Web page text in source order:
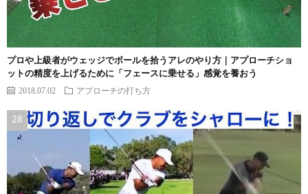
プロや上級者がウェッジでボールを拾うアレのやり方｜アプローチショ
ットの精度を上げるために「フェースに乗せる」感覚を養おう
2018.07.02 アプローチの打ち方